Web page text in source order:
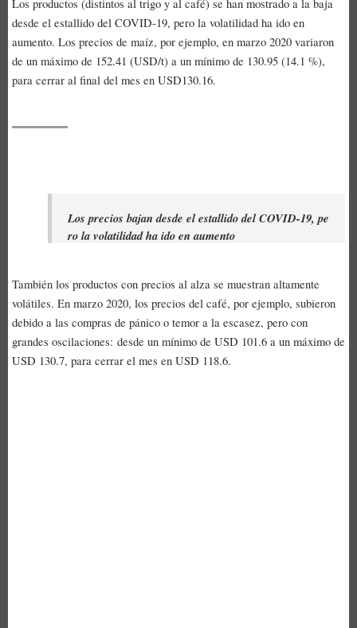
Los productos (distintos al trigo y al café) se han mostrado a la baja
desde el estallido del COVID-19, pero la volatilidad ha ido en
aumento. Los precios de maíz, por ejemplo, en marzo 2020 variaron
de un máximo de 152.41 (USD/t) a un mínimo de 130.95 (14.1 %),
para cerrar al final del mes en USD130.16.
Los precios bajan desde el estallido del COVID-19, pe
ro la volatilidad ha ido en aumento
También los productos con precios al alza se muestran altamente
volátiles. En marzo 2020, los precios del café, por ejemplo, subieron
debido a las compras de pánico o temor a la escasez, pero con
grandes oscilaciones: desde un mínimo de USD 101.6 a un máximo de
USD 130.7, para cerrar el mes en USD 118.6.